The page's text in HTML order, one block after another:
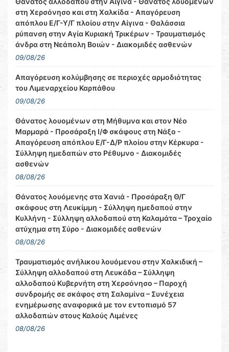
στη Χερσόνησο και στη Χαλκίδα - Απαγόρευση
απόπλου Ε/Γ-Υ/Γ πλοίου στην Αίγινα - Θαλάσσια
ρύπανση στην Αγία Κυριακή Τρικέρων - Τραυματισμός
άνδρα στη Νεάπολη Βοιών - Διακομιδές ασθενών
09/08/26
Απαγόρευση κολύμβησης σε περιοχές αρμοδιότητας
του Λιμεναρχείου Καρπάθου
09/08/26
Θάνατος λουομένων στη Μήθυμνα και στον Νέο
Μαρμαρά - Προσάραξη Ι/Φ σκάφους στη Νάξο -
Απαγόρευση απόπλου Ε/Γ-Δ/Ρ πλοίου στην Κέρκυρα -
Σύλληψη ημεδαπών στο Ρέθυμνο - Διακομιδές
ασθενών
08/08/26
Θάνατος λουόμενης στα Χανιά - Προσάραξη Θ/Γ
σκάφους στη Λευκίμμη - Σύλληψη ημεδαπού στην
Κυλλήνη - Σύλληψη αλλοδαπού στη Καλαμάτα – Τροχαίο
ατύχημα στη Σύρο - Διακομιδές ασθενών
08/08/26
Τραυματισμός ανήλικου λουόμενου στην Χαλκιδική –
Σύλληψη αλλοδαπού στη Λευκάδα – Σύλληψη
αλλοδαπού Κυβερνήτη στη Χερσόνησο – Παροχή
συνδρομής σε σκάφος στη Σαλαμίνα – Συνέχεια
ενημέρωσης αναφορικά με τον εντοπισμό 57
αλλοδαπών στους Καλούς Λιμένες
08/08/26